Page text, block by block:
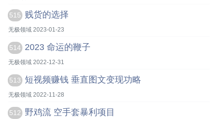
515 贱货的选择
无极领域 2023-01-23
514 2023 命运的鞭子
无极领域 2022-12-31
513 短视频赚钱 垂直图文变现功略
无极领域 2022-11-28
512 野鸡流 空手套暴利项目